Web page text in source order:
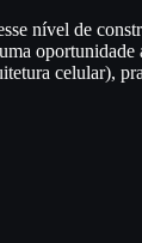
nível de
oportunidade
celular),